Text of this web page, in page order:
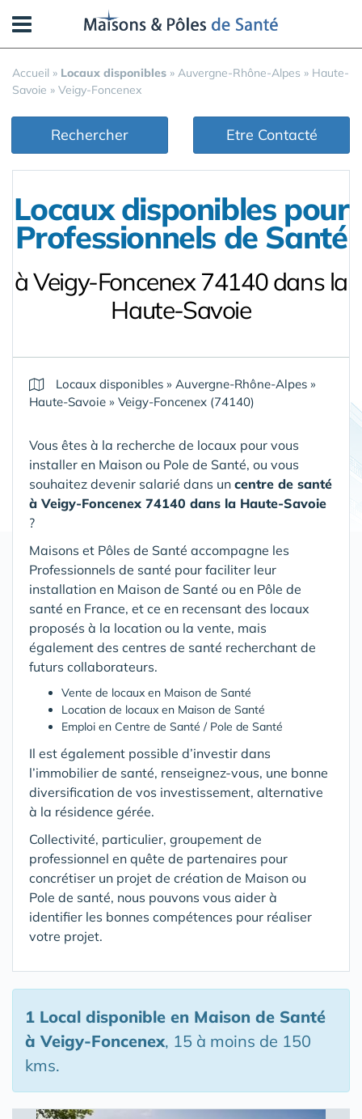
Accueil » Locaux disponibles » Auvergne-Rhône-Alpes » Haute-
Savoie » Veigy-Foncenex
Rechercher Etre Contacté
Locaux disponibles pour
Professionnels de Santé
à Veigy-Foncenex 74140 dans la
Haute-Savoie
Locaux disponibles » Auvergne-Rhône-Alpes »
Haute-Savoie » Veigy-Foncenex (74140)
Vous êtes à la recherche de locaux pour vous
installer en Maison ou Pole de Santé, ou vous
souhaitez devenir salarié dans un centre de santé
à Veigy-Foncenex 74140 dans la Haute-Savoie
?
Maisons et Pôles de Santé accompagne les
Professionnels de santé pour faciliter leur
installation en Maison de Santé ou en Pôle de
santé en France, et ce en recensant des locaux
proposés à la location ou la vente, mais
également des centres de santé recherchant de
futurs collaborateurs.
Vente de locaux en Maison de Santé
Location de locaux en Maison de Santé
Emploi en Centre de Santé / Pole de Santé
Il est également possible d’investir dans
l’immobilier de santé, renseignez-vous, une bonne
diversification de vos investissement, alternative
à la résidence gérée.
Collectivité, particulier, groupement de
professionnel en quête de partenaires pour
concrétiser un projet de création de Maison ou
Pole de santé, nous pouvons vous aider à
identifier les bonnes compétences pour réaliser
votre projet.
1 Local disponible en Maison de Santé
à Veigy-Foncenex, 15 à moins de 150
kms.
Panneau de gestion des cookies